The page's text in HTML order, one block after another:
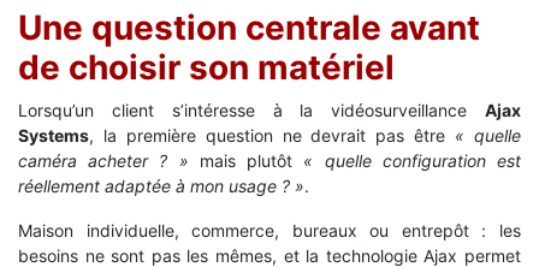
Une question centrale avant
de choisir son matériel
Lorsqu’un client s’intéresse à la vidéosurveillance Ajax
Systems, la première question ne devrait pas être « quelle
caméra acheter ? » mais plutôt « quelle configuration est
réellement adaptée à mon usage ? ».
Maison individuelle, commerce, bureaux ou entrepôt : les
besoins ne sont pas les mêmes, et la technologie Ajax permet